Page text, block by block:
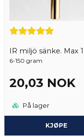
6-150 gram
20,03 NOK
På lager
KJØPE